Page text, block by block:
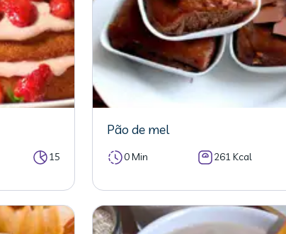
15
Pão de mel
0 Min 261 Kcal